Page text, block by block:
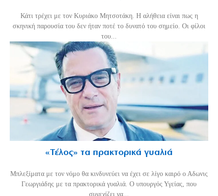
Κάτι τρέχει με τον Κυριάκο Μητσοτάκη. Η αλήθεια είναι πως η
σκηνική παρουσία του δεν ήταν ποτέ το δυνατό του σημείο. Οι φίλοι
του...
«Τέλος» τα πρακτορικά γυαλιά
Μπλεξίματα με τον νόμο θα κινδυνεύει να έχει σε λίγο καιρό ο Αδωνις
Γεωργιάδης με τα πρακτορικά γυαλιά. Ο υπουργός Υγείας, που
συνεχίζει να...